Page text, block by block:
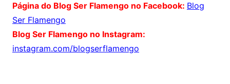
Página do Blog Ser Flamengo no Facebook: Blog
Ser Flamengo
Blog Ser Flamengo no Instagram:
instagram.com/blogserflamengo